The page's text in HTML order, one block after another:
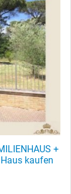
+
Haus kaufen